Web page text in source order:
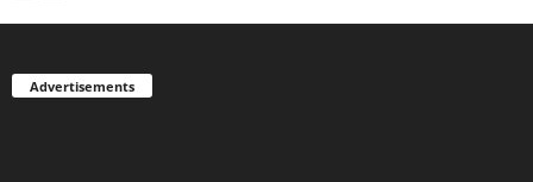
Advertisements